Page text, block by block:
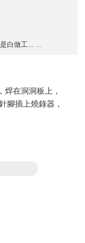
白做工... ...
在洞洞板上，
腳插上燒錄器，